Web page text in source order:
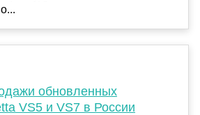
обновленных
VS5 и VS7 в России